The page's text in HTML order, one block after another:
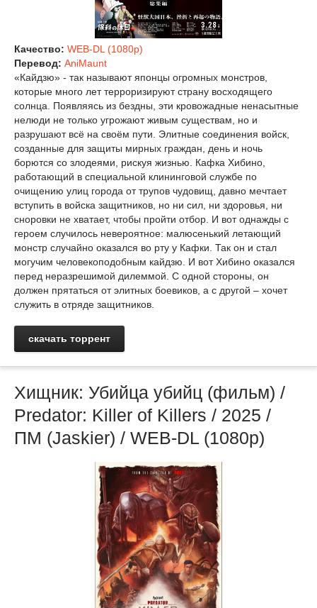
Качество: WEB-DL (1080p)
Перевод: AniMaunt
«Кайдзю» - так называют японцы огромных монстров,
которые много лет терроризируют страну восходящего
солнца. Появляясь из бездны, эти кровожадные ненасытные
нелюди не только угрожают живым существам, но и
разрушают всё на своём пути. Элитные соединения войск,
созданные для защиты мирных граждан, день и ночь
борются со злодеями, рискуя жизнью. Кафка Хибино,
работающий в специальной клининговой службе по
очищению улиц города от трупов чудовищ, давно мечтает
вступить в войска защитников, но ни сил, ни здоровья, ни
сноровки не хватает, чтобы пройти отбор. И вот однажды с
героем случилось невероятное: малюсенький летающий
монстр случайно оказался во рту у Кафки. Так он и стал
могучим человекоподобным кайдзю. И вот Хибино оказался
перед неразрешимой дилеммой. С одной стороны, он
должен прятаться от элитных боевиков, а с другой – хочет
служить в отряде защитников.
скачать торрент
Хищник: Убийца убийц (фильм) /
Predator: Killer of Killers / 2025 /
ПМ (Jaskier) / WEB-DL (1080p)